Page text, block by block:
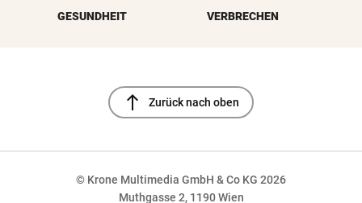
GESUNDHEIT VERBRECHEN
north Zurück nach oben
© Krone Multimedia GmbH & Co KG 2026
Muthgasse 2, 1190 Wien